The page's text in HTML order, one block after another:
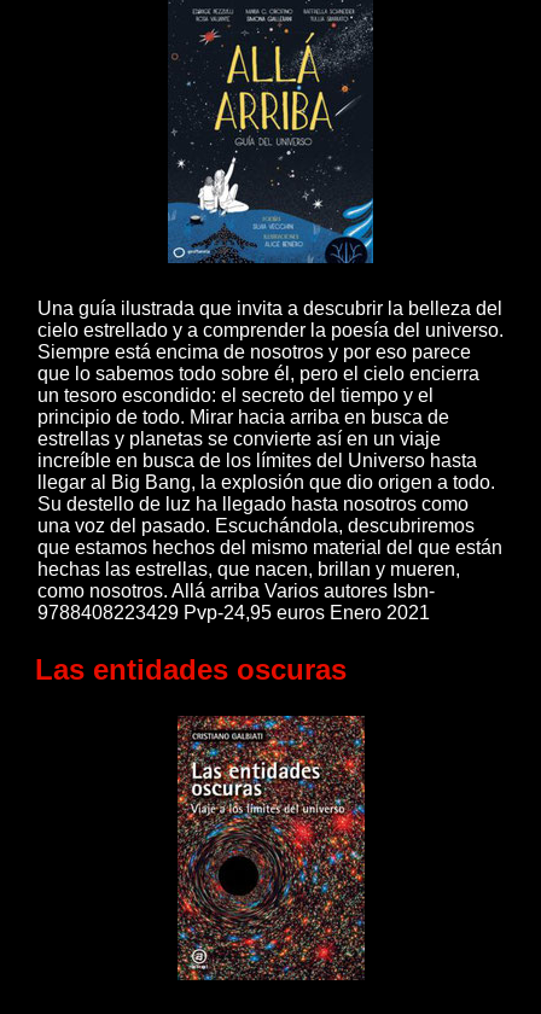
Una guía ilustrada que invita a descubrir la belleza del
cielo estrellado y a comprender la poesía del universo.
Siempre está encima de nosotros y por eso parece
que lo sabemos todo sobre él, pero el cielo encierra
un tesoro escondido: el secreto del tiempo y el
principio de todo. Mirar hacia arriba en busca de
estrellas y planetas se convierte así en un viaje
increíble en busca de los límites del Universo hasta
llegar al Big Bang, la explosión que dio origen a todo.
Su destello de luz ha llegado hasta nosotros como
una voz del pasado. Escuchándola, descubriremos
que estamos hechos del mismo material del que están
hechas las estrellas, que nacen, brillan y mueren,
como nosotros. Allá arriba Varios autores Isbn-
9788408223429 Pvp-24,95 euros Enero 2021
Las entidades oscuras